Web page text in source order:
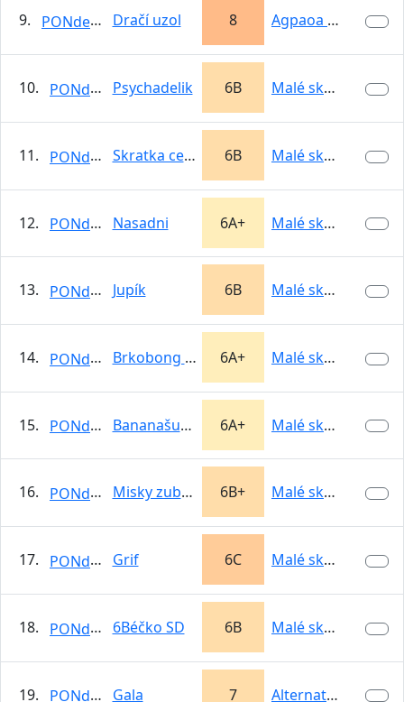
9. PONdeLOK Dračí uzol 8 Agpaoa Kamenné
10. PONdeLOK Psychadelik 6B Malé skalky -…
11. PONdeLOK Skratka cez Moskvu 6B Malé skalky -…
12. PONdeLOK Nasadni 6A+ Malé skalky -…
13. PONdeLOK Jupík 6B Malé skalky -…
14. PONdeLOK Brkobong SD 6A+ Malé skalky -…
15. PONdeLOK Bananašuch SD 6A+ Malé skalky -…
16. PONdeLOK Misky zubaté 6B+ Malé skalky -…
17. PONdeLOK Grif 6C Malé skalky -…
18. PONdeLOK 6Béčko SD 6B Malé skalky -…
19. PONdeLOK Gala 7 Alternatívna…